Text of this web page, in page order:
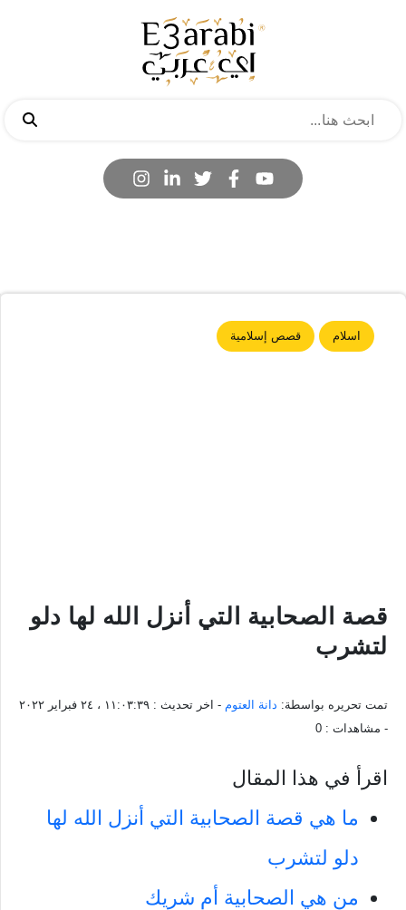
اسلام قصص إسلامية
قصة الصحابية التي أنزل الله لها دلو
لتشرب
تمت تحريره بواسطة: دانة العتوم - اخر تحديث : ١١:٠٣:٣٩ ، ٢٤ فبراير ٢٠٢٢
- مشاهدات : 0
اقرأ في هذا المقال
ما هي قصة الصحابية التي أنزل الله لها
دلو لتشرب
من هي الصحابية أم شريك